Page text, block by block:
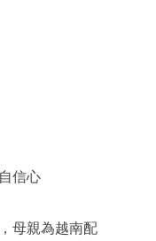
信心
母親為越南配